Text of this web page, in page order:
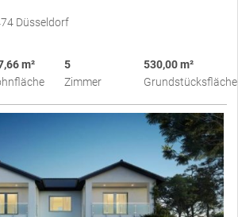
Düsseldorf
m²
5
Zimmer
530,00 m²
Grundstücksfläche